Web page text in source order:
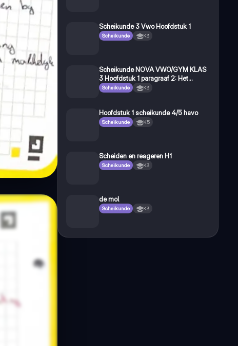
Scheikunde 3 Vwo Hoofdstuk 1
Scheikunde K3
Scheikunde NOVA VWO/GYM KLAS
3 Hoofdstuk 1 paragraaf 2: Het
deeltjesmodel
Scheikunde K3
Hoofdstuk 1 scheikunde 4/5 havo
Scheikunde K5
Scheiden en reageren H1
Scheikunde K3
de mol
Scheikunde K3